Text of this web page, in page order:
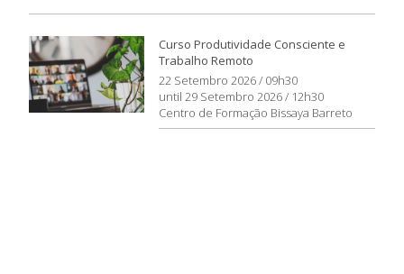
Curso Produtividade Consciente e
Trabalho Remoto
22 Setembro 2026 / 09h30
until 29 Setembro 2026 / 12h30
Centro de Formação Bissaya Barreto